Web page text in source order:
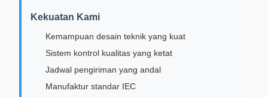
Kekuatan Kami
Kemampuan desain teknik yang kuat
Sistem kontrol kualitas yang ketat
Jadwal pengiriman yang andal
Manufaktur standar IEC